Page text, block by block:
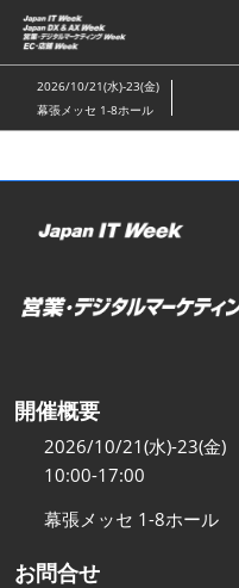
ス
キ
ッ
し
2026/10/21(水)-23(金)
幕張メッセ 1-8ホール
開催概要
2026/10/21(水)-23(金)
10:00-17:00
幕張メッセ 1-8ホール
お問合せ